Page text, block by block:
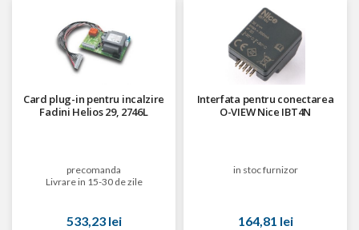
Card plug-in pentru incalzire
Fadini Helios 29, 2746L
precomanda
Livrare in 15-30 de zile
533,23 lei
Interfata pentru conectarea
O-VIEW Nice IBT4N
in stoc furnizor
164,81 lei